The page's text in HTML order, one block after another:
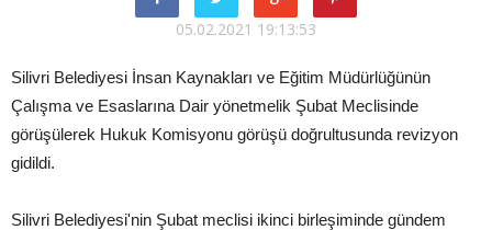
05.02.2021 19:13:53
Silivri Belediyesi İnsan Kaynakları ve Eğitim Müdürlüğünün
Çalışma ve Esaslarına Dair yönetmelik Şubat Meclisinde
görüşülerek Hukuk Komisyonu görüşü doğrultusunda revizyon
gidildi.
Silivri Belediyesi'nin Şubat meclisi ikinci birleşiminde gündem